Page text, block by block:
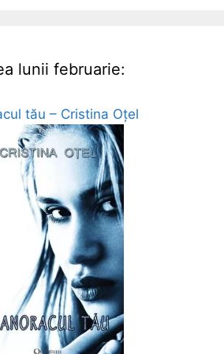
lunii februarie:
tău – Cristina Oțel